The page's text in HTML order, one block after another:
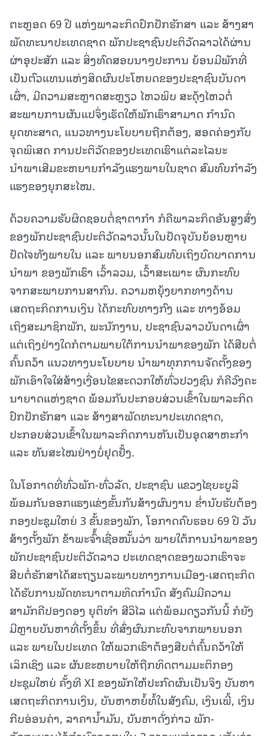
ຕະຫຼອດ 69 ປີ ແຫ່ງພາລະກິດປົກປັກຮັກສາ ແລະ ສ້າງສາ
ພັດທະນາປະເທດຊາດ ພັກປະຊາຊົນປະຕິວັດລາວໄດ້ຜ່ານ
ຜ່າອຸປະສັກ ແລະ ສິ່ງທົດສອບນາໆປະການ ຍ້ອນມີພັກທີ່
ເປັນຕົວແທນແຫ່ງສິດຜົນປະໂຫຍດຂອງປະຊາຊົນບັນດາ
ເຜົ່າ, ມີຄວາມສະຫຼາດສະຫຼຽວ ໄຫວພິບ ສະດຸ້ງໄຫວຕໍ່
ສະພາບການຜັນແປຈຶ່ງເຮັດໃຫ້ພັກເຮົາສາມາດ ກຳນົດ
ຍຸດທະສາດ, ແນວທາງນະໂຍບາຍຖືກຕ້ອງ, ສອດຄ່ອງກັບ
ຈຸດພິເສດ ການປະຕິວັດຂອງປະເທດເຮົາແຕ່ລະໄລຍະ
ນຳພາເສີມຂະຫຍາຍກຳລັງແຮງພາຍໃນຊາດ ສົມທົບກຳລັງ
ແຮງຂອງຍຸກສະໄໝ.
ດ້ວຍຄວາມຮັບຜິດຊອບຕໍ່ຊາຕາກຳ ກໍຄືພາລະກິດອັນສູງສົ່ງ
ຂອງພັກປະຊາຊົນປະຕິວັດລາວນັ້ນໃນປັດຈຸບັນຍ້ອນຫຼາຍ
ປັດໄຈທັງພາຍໃນ ແລະ ພາຍນອກສົມທົບເຖິງບົດບາດການ
ນຳພາ ຂອງພັກເຮົາ ເວົ້າລວມ, ເວົ້າສະເພາະ ຜົນກະທົບ
ຈາກສະພາບການສາກົນ. ຄວາມຫຍຸ້ງຍາກທາງດ້ານ
ເສດຖະກິດການເງິນ ໄດ້ກະທົບທາງກົງ ແລະ ທາງອ້ອມ
ເຖິງສະມາຊິກພັກ, ພະນັກງານ, ປະຊາຊົນລາວບັນດາເຜົ່າ
ແຕ່ເຖິງຢ່າງໃດກໍຕາມພາຍໃຕ້ການນຳພາຂອງພັກ ໄດ້ສືບຕໍ່
ຄົ້ນຄວ້າ ແນວທາງນະໂຍບາຍ ນຳພາທຸກການຈັດຕັ້ງຂອງ
ພັກເອົາໃຈໃສ່ສ້າງເງື່ອນໄຂສະດວກໃຫ້ທົ່ວປວງຊົນ ກໍຄືວົງຄະ
ນາຍາດແຫ່ງຊາດ ພ້ອມກັນປະກອບສ່ວນເຂົ້າໃນພາລະກິດ
ປົກປັກຮັກສາ ແລະ ສ້າງສາພັດທະນາປະເທດຊາດ,
ປະກອບສ່ວນເຂົ້າໃນພາລະກິດການຫັນເປັນອຸດສາຫະກຳ
ແລະ ທັນສະໄໝຢ່າງບໍ່ຢຸດຢັ້ງ.
ໃນໂອກາດທີ່ທົ່ວພັກ-ທົ່ວລັດ, ປະຊາຊົນ ແຂວງໄຊຍະບູລີ
ພ້ອມກັນອອກແຮງແຂ່ງຂັ້ນກັນສ້າງຜົນງານ ຂໍ່ານັບຮັບຕ້ອງ
ກອງປະຊຸມໃຫຍ່ 3 ຂັ້ນຂອງພັກ, ໂອກາດຄົບຮອບ 69 ປີ ວັນ
ສ້າງຕັ້ງພັກ ຂ້າພະຈົ້້າເຊື່ອໝັ້ນວ່າ ພາຍໃຕ້ການນຳພາຂອງ
ພັກປະຊາຊົນປະຕິວັດລາວ ປະເທດຊາດຂອງພວກເຮົາຈະ
ສືບຕໍ່ຮັກສາໄດ້ສະຖຽນລະພາບທາງການເມືອງ-ເສດຖະກິດ
ໄດ້ຮັບການພັດທະນາຕາມທິດກຳນົດ ສັງຄົມມີຄວາມ
ສາມັກຄີປອງດອງ ຍຸຕິທຳ ສີວິໄລ ແຕ່ພ້ອມດຽວກັນນີ້ ກໍຍັງ
ມີຫຼາຍບັນຫາທີ່ຕັ້ງຂຶ້ນ ທີ່ສົ່ງຜົນກະທົບຈາກພາຍນອກ
ແລະ ພາຍໃນປະເທດ ໃຫ້ພວກເຮົາຕ້ອງສືບຕໍ່ຄົ້ນຄວ້າໃຫ້
ເລິກເຊິງ ແລະ ຜັນຂະຫຍາຍໃຫ້ຖືກທິດຕາມມະຕິກອງ
ປະຊຸມໃຫຍ່ ຄັ້ງທີ XI ຂອງພັກໃຫ້ປະກົດຜົນເປັນຈິງ ບັນຫາ
ເສດຖະກິດການເງິນ, ບັນຫາຫຍໍ້ທໍ້ໃນສັງຄົມ, ເງິນເພີ້, ເງິນ
ກີບອ່ອນຄ່າ, ລາຄານໍ້າມັນ, ບັນຫາດັ່ງກ່າວ ພັກ-